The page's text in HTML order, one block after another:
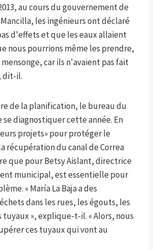
au cours du gouvernement de
les ingénieurs ont déclaré
d'effets et que les eaux allaient
nous pourrions même les prendre,
car ils n'avaient pas fait
dit-il.
de la planification, le bureau du
diagnostiquer cette année. En
projets» pour protéger le
récupération du canal de Correa
que pour Betsy Aislant, directrice
municipal, est essentielle pour
« María La Baja a des
dans les rues, les égouts, les
tuyaux », explique-t-il. « Alors, nous
ces tuyaux qui vont au